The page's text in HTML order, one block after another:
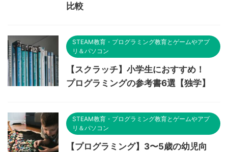
比較
STEAM教育・プログラミング教育とゲームやアプ
リ＆パソコン
【スクラッチ】小学生におすすめ！
プログラミングの参考書6選【独学】
STEAM教育・プログラミング教育とゲームやアプ
リ＆パソコン
【プログラミング】3〜5歳の幼児向